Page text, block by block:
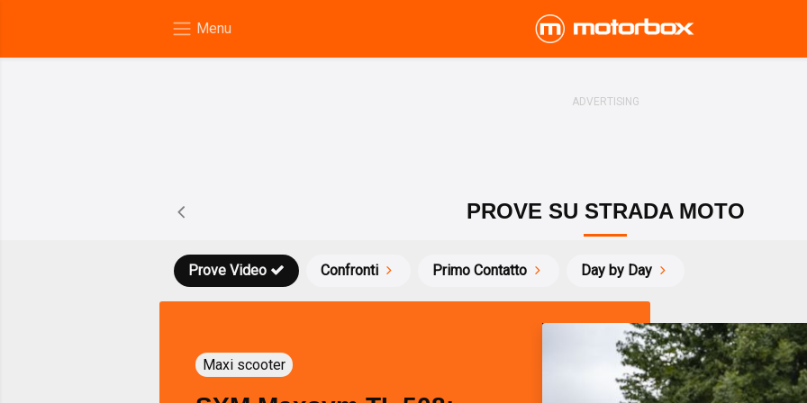
PROVE SU STRADA MOTO
Prove Video Confronti Primo Contatto Day by Day
Maxi scooter